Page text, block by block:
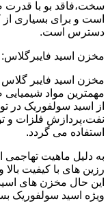
سخت،فاقد بو با قدرت
است و برای بسیاری از
دسترس است.
مخزن اسید فایبرگلاس:
مخزن اسید فایبر
مهمترین مواد
از اسید سولفوریک در
نفت،پردازش فلزات و
استفاده می گردد.
به دلیل ماهیت تهاجمی
رزین های با کیفیت
این حال مخزن های
ویژه اسید سولفوریک